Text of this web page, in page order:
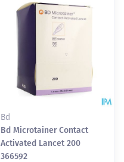
Bd
Bd Microtainer Contact
Activated Lancet 200
366592